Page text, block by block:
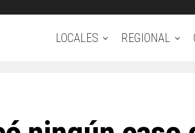
LOCALES REGIONAL